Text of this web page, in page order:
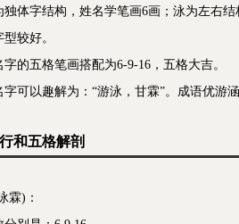
独体字结构，姓名学笔画6画；泳为左右
较好。
的五格笔画搭配为6-9-16，五格大吉。
可以趣解为：“游泳，甘霖”。成语优游
和五格解剖
霖)：